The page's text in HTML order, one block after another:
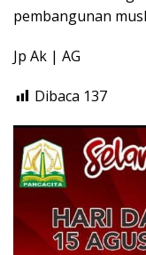
pembangunan
Jp Ak | AG
Dibaca 137